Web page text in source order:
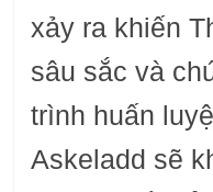
xảy ra khiến
sâu sắc và
trình huấn
Askeladd sẽ